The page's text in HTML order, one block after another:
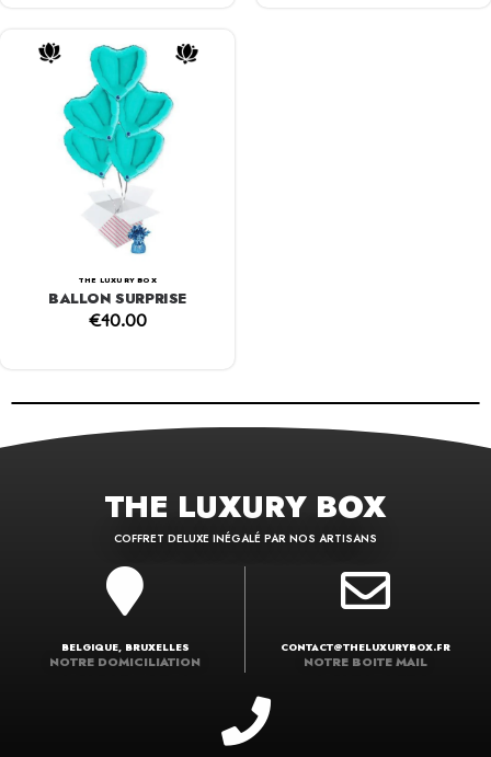
THE LUXURY BOX
BALLON SURPRISE
€40.00
THE LUXURY BOX
COFFRET DELUXE INÉGALÉ PAR NOS ARTISANS
BELGIQUE, BRUXELLES
NOTRE DOMICILIATION
CONTACT@THELUXURYBOX.FR
NOTRE BOITE MAIL